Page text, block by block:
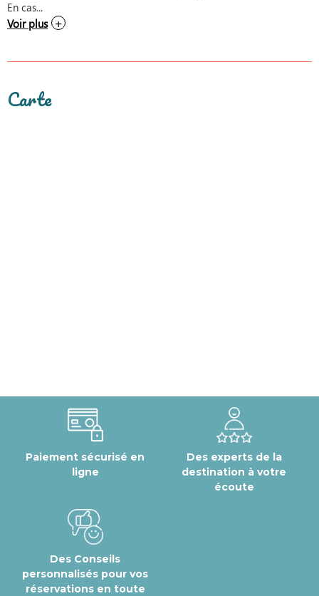
En cas...
Voir plus
Carte
Paiement sécurisé en
ligne
Des experts de la
destination à votre
écoute
Des Conseils
personnalisés pour vos
réservations en toute